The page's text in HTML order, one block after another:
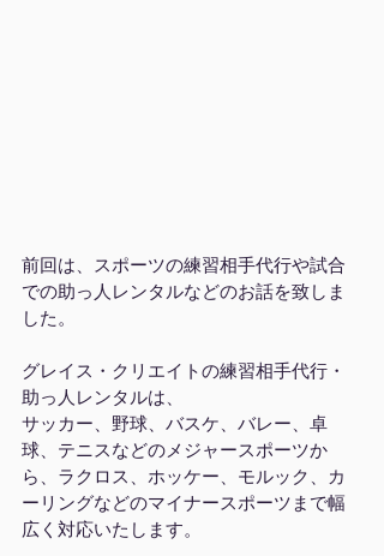
前回は、スポーツの練習相手代行や試合
での助っ人レンタルなどのお話を致しま
した。
グレイス・クリエイトの練習相手代行・
助っ人レンタルは、
サッカー、野球、バスケ、バレー、卓
球、テニスなどのメジャースポーツか
ら、ラクロス、ホッケー、モルック、カ
ーリングなどのマイナースポーツまで幅
広く対応いたします。